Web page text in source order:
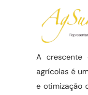
A crescente
agrícolas é
e otimização